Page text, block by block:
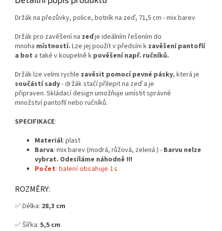
Držák na přezůvky, police, botník na zeď, 71,5 cm - mix barev
Držák pro zavěšení na zeďje ideálním řešením do
mnoha místností. Lze jej použít v předsíni k zavěšení pantoflí
a bot a také v koupelně k pověšení např. ručníků.
Držák lze velmi rychle zavěsit pomocí pevné pásky, která je
součástí sady- držák stačí přilepit na zeď a je
připraven. Skládací design umožňuje umístit správné
množství pantoflí nebo ručníků.
SPECIFIKACE:
Materiál: plast
Barva: mix barev (modrá, růžová, zelená ) - Barvu nelze
vybrat. Odesíláme náhodně !!!
Počet: balení obsahuje 1s
ROZMĚRY:
✅ Délka: 28,3 cm
✅ Šířka: 5,5 cm